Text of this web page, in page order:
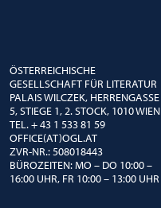
ÖSTERREICHISCHE
GESELLSCHAFT FÜR LITERATUR
PALAIS WILCZEK, HERRENGASSE
5, STIEGE 1, 2. STOCK, 1010 WIEN
TEL. + 43 1 533 81 59
OFFICE(AT)OGL.AT
ZVR-NR.: 508018443
BÜROZEITEN: MO – DO 10:00 –
16:00 UHR, FR 10:00 – 13:00 UHR